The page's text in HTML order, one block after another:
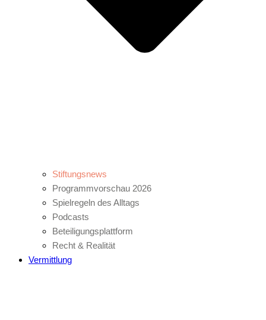
Stiftungsnews
Programmvorschau 2026
Spielregeln des Alltags
Podcasts
Beteiligungsplattform
Recht & Realität
Vermittlung